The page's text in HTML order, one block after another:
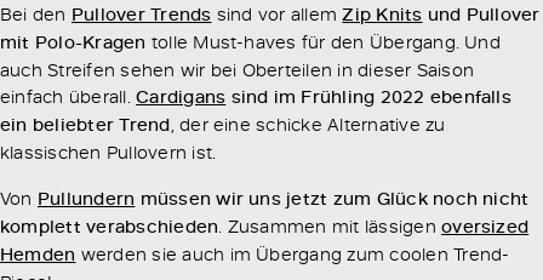
Bei den Pullover Trends sind vor allemZip Knits und Pullover
mit Polo-Kragen tolle Must-haves für den Übergang. Und
auch Streifen sehen wir bei Oberteilen in dieser Saison
einfach überall.Cardigans sind im Frühling 2022 ebenfalls
ein beliebter Trend, der eine schicke Alternative zu
klassischen Pullovern ist.
Von Pullundern müssen wir uns jetzt zum Glück noch nicht
komplett verabschieden. Zusammen mit lässigenoversized
Hemden werden sie auch im Übergang zum coolen Trend-